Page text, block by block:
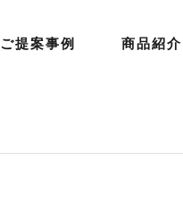
ご提案事例 商品紹介